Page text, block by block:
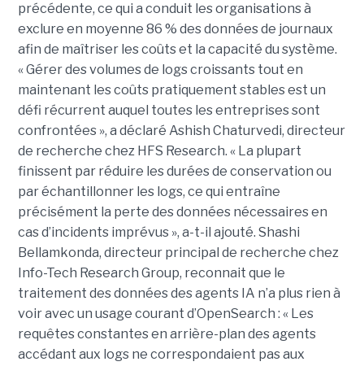
précédente, ce qui a conduit les organisations à
exclure en moyenne 86 % des données de journaux
afin de maîtriser les coûts et la capacité du système.
« Gérer des volumes de logs croissants tout en
maintenant les coûts pratiquement stables est un
défi récurrent auquel toutes les entreprises sont
confrontées », a déclaré Ashish Chaturvedi, directeur
de recherche chez HFS Research. « La plupart
finissent par réduire les durées de conservation ou
par échantillonner les logs, ce qui entraîne
précisément la perte des données nécessaires en
cas d’incidents imprévus », a-t-il ajouté. Shashi
Bellamkonda, directeur principal de recherche chez
Info-Tech Research Group, reconnait que le
traitement des données des agents IA n’a plus rien à
voir avec un usage courant d’OpenSearch : « Les
requêtes constantes en arrière-plan des agents
accédant aux logs ne correspondaient pas aux